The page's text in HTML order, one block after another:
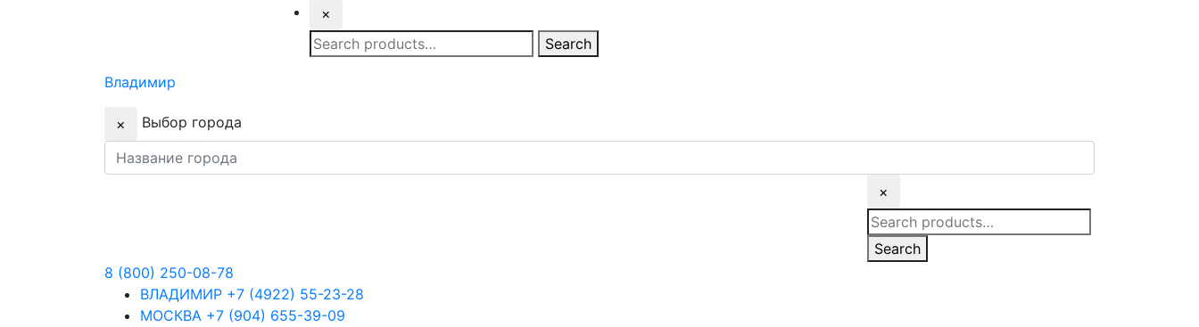
×
Search
for:
Search
Владимир
× Выбор города
×
Search
for:
Search
8 (800) 250-08-78
ВЛАДИМИР +7 (4922) 55-23-28
МОСКВА +7 (904) 655-39-09